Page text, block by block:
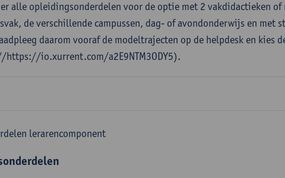
alle opleidingsonderdelen voor de optie met 2 vakdidactieken of
de verschillende campussen, dag- of avondonderwijs en met
daarom vooraf de modeltrajecten op de helpdesk en kies
io.xurrent.com/a2E9NTM3ODY5).
lerarencomponent